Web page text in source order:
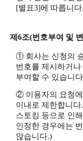
[별표3]에 따릅니다.
제6조(번호부여 및
① 회사는 신청의
번호를 제시하거
부여할 수 있습니
② 이용자의 요청에
이내로 제한합니
스토킹 등으로 인
인정한 경우에는
않습니다.)